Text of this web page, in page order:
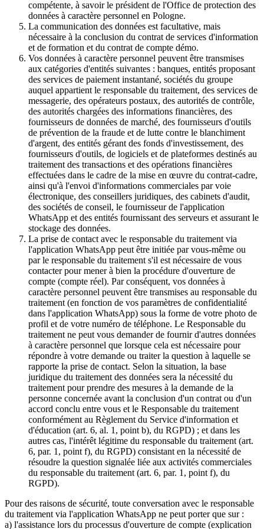
compétente, à savoir le président de l'Office de protection des
données à caractère personnel en Pologne.
La communication des données est facultative, mais
nécessaire à la conclusion du contrat de services d'information
et de formation et du contrat de compte démo.
Vos données à caractère personnel peuvent être transmises
aux catégories d'entités suivantes : banques, entités proposant
des services de paiement instantané, sociétés du groupe
auquel appartient le responsable du traitement, des services de
messagerie, des opérateurs postaux, des autorités de contrôle,
des autorités chargées des informations financières, des
fournisseurs de données de marché, des fournisseurs d'outils
de prévention de la fraude et de lutte contre le blanchiment
d'argent, des entités gérant des fonds d'investissement, des
fournisseurs d'outils, de logiciels et de plateformes destinés au
traitement des transactions et des opérations financières
effectuées dans le cadre de la mise en œuvre du contrat-cadre,
ainsi qu'à l'envoi d'informations commerciales par voie
électronique, des conseillers juridiques, des cabinets d'audit,
des sociétés de conseil, le fournisseur de l'application
WhatsApp et des entités fournissant des serveurs et assurant le
stockage des données.
La prise de contact avec le responsable du traitement via
l'application WhatsApp peut être initiée par vous-même ou
par le responsable du traitement s'il est nécessaire de vous
contacter pour mener à bien la procédure d'ouverture de
compte (compte réel). Par conséquent, vos données à
caractère personnel peuvent être transmises au responsable du
traitement (en fonction de vos paramètres de confidentialité
dans l'application WhatsApp) sous la forme de votre photo de
profil et de votre numéro de téléphone. Le Responsable du
traitement ne peut vous demander de fournir d'autres données
à caractère personnel que lorsque cela est nécessaire pour
répondre à votre demande ou traiter la question à laquelle se
rapporte la prise de contact. Selon la situation, la base
juridique du traitement des données sera la nécessité du
traitement pour prendre des mesures à la demande de la
personne concernée avant la conclusion d'un contrat ou d'un
accord conclu entre vous et le Responsable du traitement
conformément au Règlement du Service d'information et
d'éducation (art. 6, al. 1, point b), du RGPD) ; et dans les
autres cas, l'intérêt légitime du responsable du traitement (art.
6, par. 1, point f), du RGPD) consistant en la nécessité de
résoudre la question signalée liée aux activités commerciales
du responsable du traitement (art. 6, par. 1, point f), du
RGPD).
Pour des raisons de sécurité, toute conversation avec le responsable
du traitement via l'application WhatsApp ne peut porter que sur :
a) l'assistance lors du processus d'ouverture de compte (explication